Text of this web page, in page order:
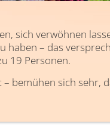
sich verwöhnen
haben – das
19 Personen.
bemühen sich sehr,